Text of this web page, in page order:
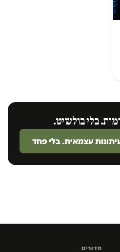
בלי בולשיט.
עצמאית. בלי פחד
מדורים